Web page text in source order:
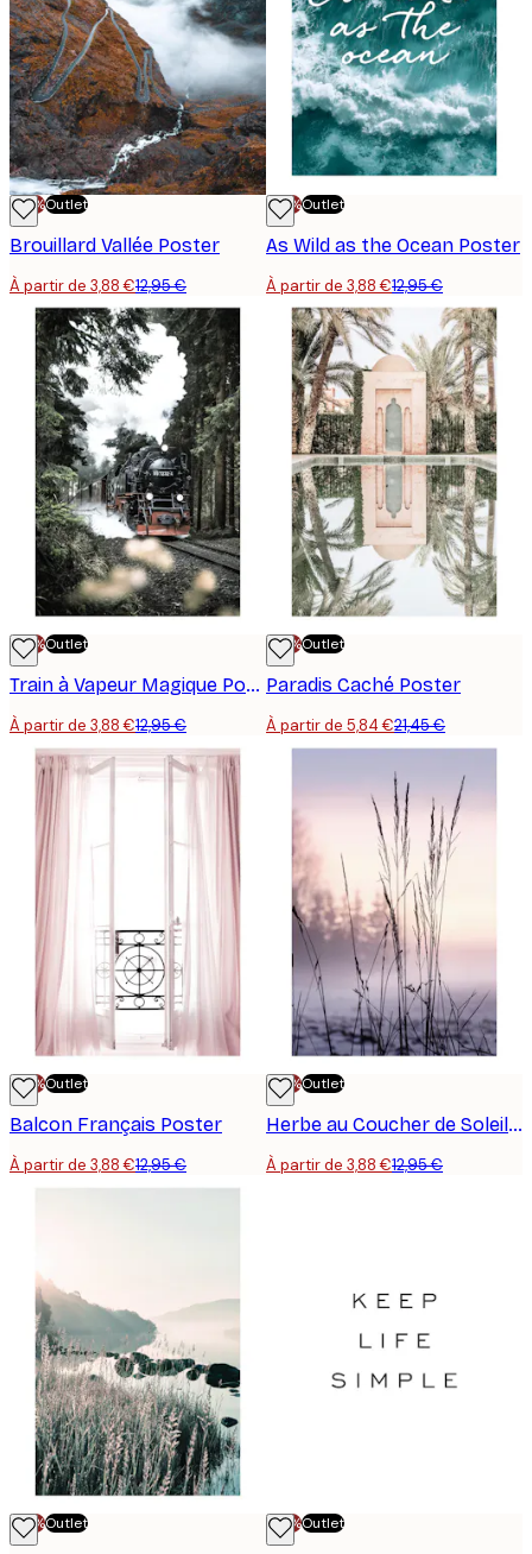
-70%Outlet
Brouillard Vallée Poster
À partir de 3,88 €12,95 €
-70%Outlet
As Wild as the Ocean Poster
À partir de 3,88 €12,95 €
-70%Outlet
Train à Vapeur Magique Poster
À partir de 3,88 €12,95 €
-70%Outlet
Paradis Caché Poster
À partir de 5,84 €21,45 €
-70%Outlet
Balcon Français Poster
À partir de 3,88 €12,95 €
-70%Outlet
Herbe au Coucher de Soleil Poster
À partir de 3,88 €12,95 €
-70%Outlet -70%Outlet